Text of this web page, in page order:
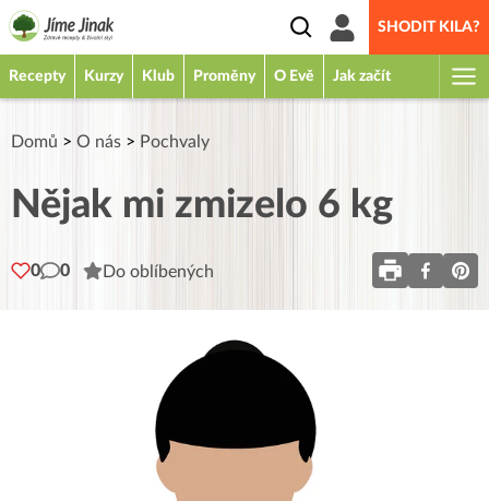
SHODIT KILA?
Recepty Kurzy Klub Proměny O Evě Jak začít
Domů > O nás > Pochvaly
Nějak mi zmizelo 6 kg
0 0 Do oblíbených